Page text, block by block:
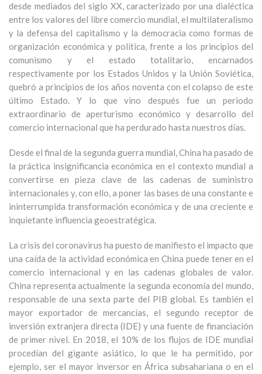
desde mediados del siglo XX, caracterizado por una dialéctica
entre los valores del libre comercio mundial, el multilateralismo
y la defensa del capitalismo y la democracia como formas de
organización económica y política, frente a los principios del
comunismo y el estado totalitario, encarnados
respectivamente por los Estados Unidos y la Unión Soviética,
quebró a principios de los años noventa con el colapso de este
último Estado. Y lo que vino después fue un periodo
extraordinario de aperturismo económico y desarrollo del
comercio internacional que ha perdurado hasta nuestros días.
Desde el final de la segunda guerra mundial, China ha pasado de
la práctica insignificancia económica en el contexto mundial a
convertirse en pieza clave de las cadenas de suministro
internacionales y, con ello, a poner las bases de una constante e
ininterrumpida transformación económica y de una creciente e
inquietante influencia geoestratégica.
La crisis del coronavirus ha puesto de manifiesto el impacto que
una caída de la actividad económica en China puede tener en el
comercio internacional y en las cadenas globales de valor.
China representa actualmente la segunda economía del mundo,
responsable de una sexta parte del PIB global. Es también el
mayor exportador de mercancías, el segundo receptor de
inversión extranjera directa (IDE) y una fuente de financiación
de primer nivel. En 2018, el 10% de los flujos de IDE mundial
procedían del gigante asiático, lo que le ha permitido, por
ejemplo, ser el mayor inversor en África subsahariana o en el